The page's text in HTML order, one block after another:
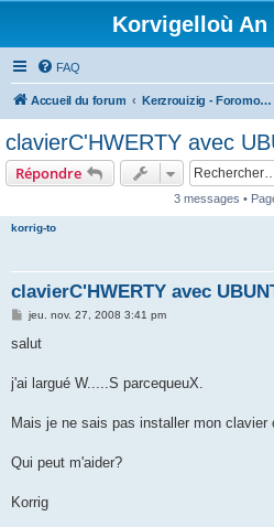
Korvigelloù An
FAQ
Accueil du forum Kerzrouizig - Foromoù An Drouizig
clavierC'HWERTY avec
Répondre
3 messages •
korrig-to
clavierC'HWERTY avec
M
s
g
jeu. nov. 27, 2008 3:41 pm
salut
j'ai largué W.....S parcequeuX.
Mais je ne sais pas installer mon clavier
Qui peut m'aider?
Korrig